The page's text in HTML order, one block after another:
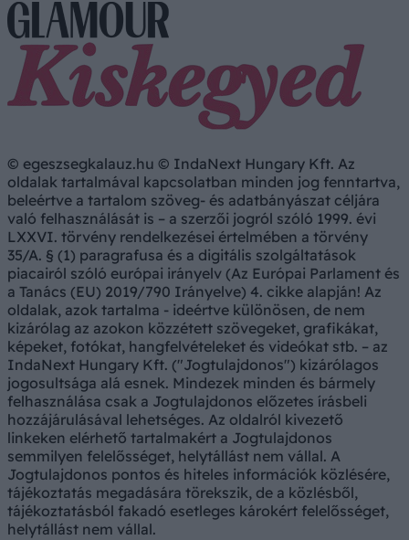
© egeszsegkalauz.hu © IndaNext Hungary Kft. Az
oldalak tartalmával kapcsolatban minden jog fenntartva,
beleértve a tartalom szöveg- és adatbányászat céljára
való felhasználását is – a szerzői jogról szóló 1999. évi
LXXVI. törvény rendelkezései értelmében a törvény
35/A. § (1) paragrafusa és a digitális szolgáltatások
piacairól szóló európai irányelv (Az Európai Parlament és
a Tanács (EU) 2019/790 Irányelve) 4. cikke alapján! Az
oldalak, azok tartalma - ideértve különösen, de nem
kizárólag az azokon közzétett szövegeket, grafikákat,
képeket, fotókat, hangfelvételeket és videókat stb. – az
IndaNext Hungary Kft. ("Jogtulajdonos") kizárólagos
jogosultsága alá esnek. Mindezek minden és bármely
felhasználása csak a Jogtulajdonos előzetes írásbeli
hozzájárulásával lehetséges. Az oldalról kivezető
linkeken elérhető tartalmakért a Jogtulajdonos
semmilyen felelősséget, helytállást nem vállal. A
Jogtulajdonos pontos és hiteles információk közlésére,
tájékoztatás megadására törekszik, de a közlésből,
tájékoztatásból fakadó esetleges károkért felelősséget,
helytállást nem vállal.